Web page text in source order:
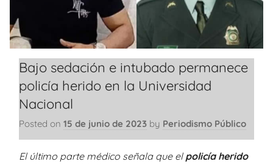
Bajo sedación e intubado permanece
policía herido en la Universidad
Nacional
Posted on 15 de junio de 2023 by Periodismo Público
El último parte médico señala que el policía herido